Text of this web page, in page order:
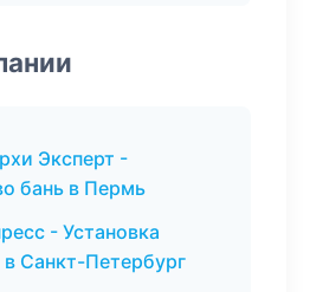
Эксперт -
бань в Пермь
- Установка
в Санкт-Петербург